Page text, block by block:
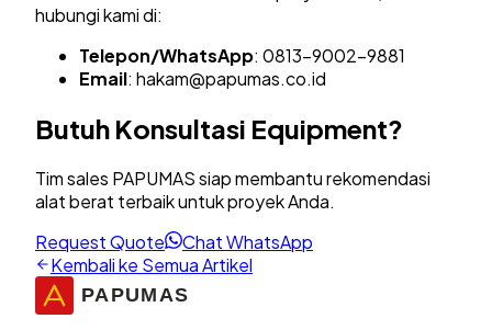
hubungi kami di:
Telepon/WhatsApp: 0813-9002-9881
Email: hakam@papumas.co.id
Butuh Konsultasi Equipment?
Tim sales PAPUMAS siap membantu rekomendasi
alat berat terbaik untuk proyek Anda.
Request Quote
Chat WhatsApp
Kembali ke Semua Artikel